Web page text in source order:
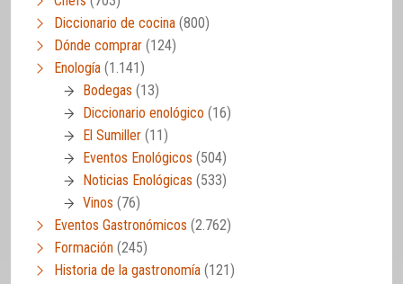
Diccionario de cocina (800)
Dónde comprar (124)
Enología (1.141)
Bodegas (13)
Diccionario enológico (16)
El Sumiller (11)
Eventos Enológicos (504)
Noticias Enológicas (533)
Vinos (76)
Eventos Gastronómicos (2.762)
Formación (245)
Historia de la gastronomía (121)